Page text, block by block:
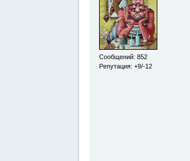
Сообщений: 852
Репутация: +9/-12